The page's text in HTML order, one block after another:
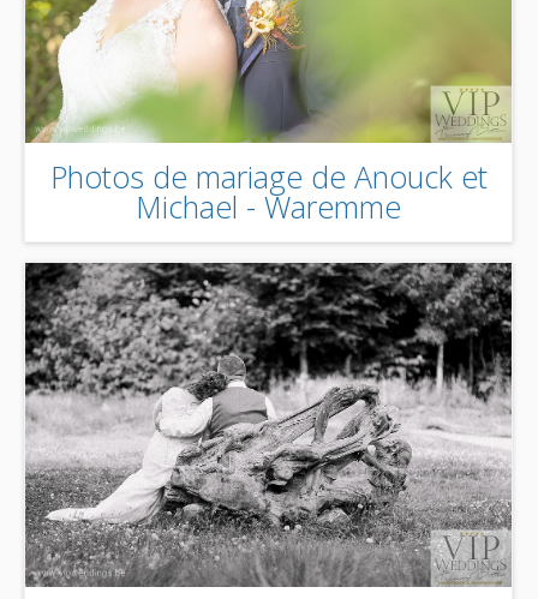
Photos de mariage de Anouck et
Michael - Waremme